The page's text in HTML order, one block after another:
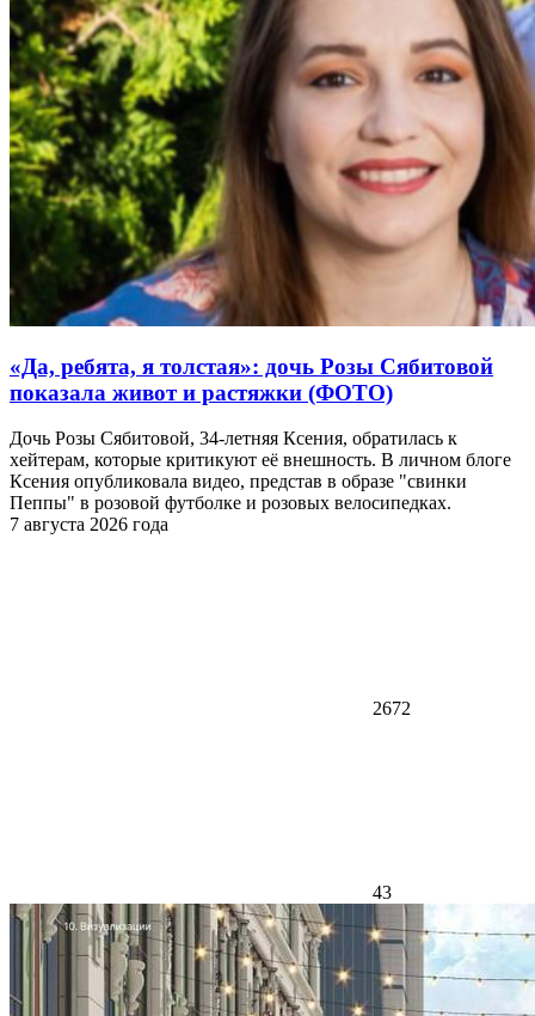
«Да, ребята, я толстая»: дочь Розы Сябитовой
показала живот и растяжки (ФОТО)
Дочь Розы Сябитовой, 34-летняя Ксения, обратилась к
хейтерам, которые критикуют её внешность. В личном блоге
Ксения опубликовала видео, представ в образе "свинки
Пеппы" в розовой футболке и розовых велосипедках.
7 августа 2026 года
2672
43